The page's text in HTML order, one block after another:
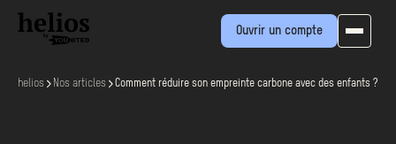
Ouvrir un compte
helios Nos articles Comment réduire son empreinte carbone avec des enfants ?